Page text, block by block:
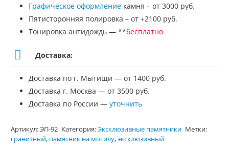
Графическое оформление камня – от 3000 руб.
Пятисторонняя полировка – от +2100 руб.
Тонировка антидождь — **бесплатно
Доставка:
Доставка по г. Мытищи — от 1400 руб.
Доставка г. Москва — от 3500 руб.
Доставка по России — уточнить
Артикул:ЭП-92 Категория:Эксклюзивные памятники Метки:
гранитный, памятник на могилу,эксклюзивный